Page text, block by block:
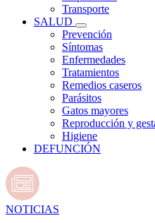
Transporte
SALUD
Prevención
Síntomas
Enfermedades
Tratamientos
Remedios caseros
Parásitos
Gatos mayores
Reproducción y
Higiene
DEFUNCIÓN
NOTICIAS